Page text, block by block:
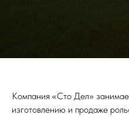
Компания «Сто Дел»
изготовлению и продаже